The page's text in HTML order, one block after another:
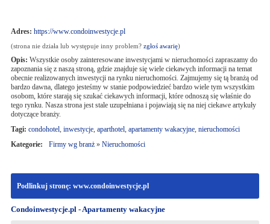
Adres: https://www.condoinwestycje.pl
(strona nie działa lub występuje inny problem? zgłoś awarię)
Opis: Wszystkie osoby zainteresowane inwestycjami w nieruchomości zapraszamy do
zapoznania się z naszą stroną, gdzie znajduje się wiele ciekawych informacji na temat
obecnie realizowanych inwestycji na rynku nieruchomości. Zajmujemy się tą branżą od
bardzo dawna, dlatego jesteśmy w stanie podpowiedzieć bardzo wiele tym wszystkim
osobom, które starają się szukać ciekawych informacji, które odnoszą się właśnie do
tego rynku. Nasza strona jest stale uzupełniana i pojawiają się na niej ciekawe artykuły
dotyczące branży.
Tagi: condohotel, inwestycje, aparthotel, apartamenty wakacyjne, nieruchomości
Kategorie:
Firmy wg branż» Nieruchomości
Podlinkuj stronę: www.condoinwestycje.pl
Condoinwestycje.pl - Apartamenty wakacyjne